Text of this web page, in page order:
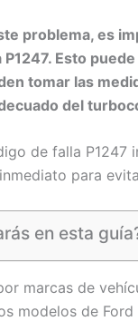
problema, es
P1247. Esto
tomar las
del
de falla
para
en esta
marcas de
modelos de